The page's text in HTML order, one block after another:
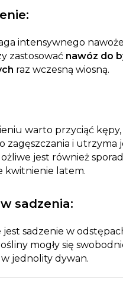
intensywnego
zastosować nawóz do
raz wczesną wiosną.
warto przyciąć
zagęszczania i utrzyma
jest również
kwitnienie latem.
sadzenia:
jest sadzenie w
mogły się
w jednolity dywan.